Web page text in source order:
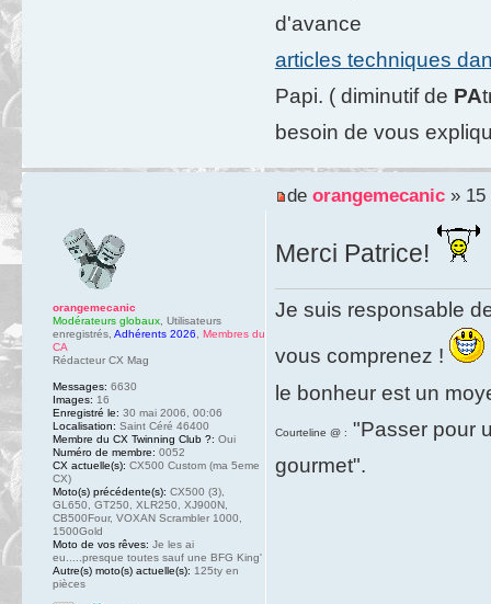
d'avance
articles techniques
Papi. ( diminutif de PA
besoin de vous
de orangemecanic» 15
Merci Patrice!
Je suis responsable
vous comprenez !
le bonheur est un
Courteline @ : "Passer pour
gourmet".
orangemecanic
Modérateurs globaux Utilisateurs
enregistrés Adhérents 2026
Membres du
CA
Rédacteur CX Mag
Messages: 6630
Images: 16
Enregistré le: 30 mai 2006, 00:06
Localisation: Saint Céré 46400
Membre du CX Twinning Club ?: Oui
Numéro de membre: 0052
CX actuelle(s): CX500 Custom (ma 5eme
CX)
Moto(s) précédente(s): CX500 (3),
GL650, GT250, XLR250, XJ900N,
CB500Four, VOXAN Scrambler 1000,
1500Gold
Moto de vos rêves: Je les ai
eu.....presque toutes sauf une BFG King'
Autre(s) moto(s) actuelle(s): 125ty en
pièces